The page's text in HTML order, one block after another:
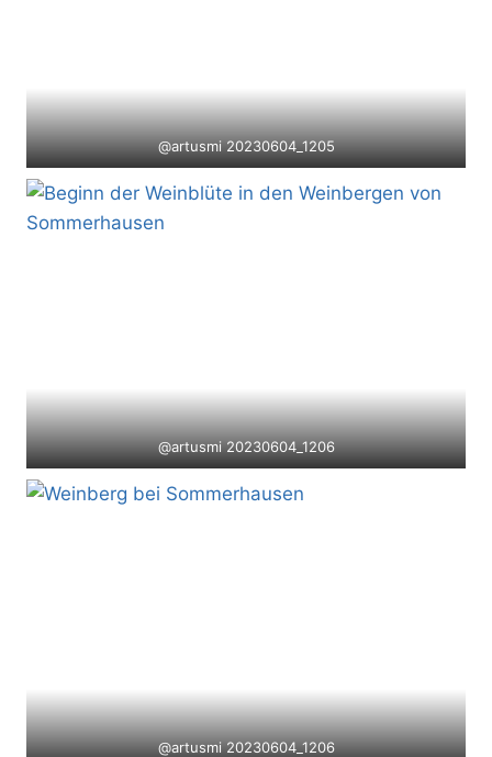
@artusmi 20230604_1205
@artusmi 20230604_1206
@artusmi 20230604_1206